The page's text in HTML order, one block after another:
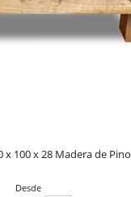
x 100 x 28 Madera de Pino
Desde